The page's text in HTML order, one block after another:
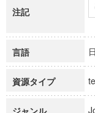
注記
言語
資源タイプ
ジャンル